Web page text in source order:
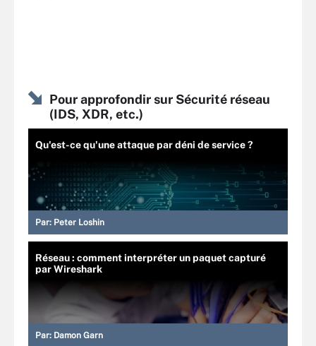
Pour approfondir sur Sécurité réseau
(IDS, XDR, etc.)
Qu'est-ce qu'une attaque par déni de service ?
Par: Peter Loshin
Réseau : comment interpréter un paquet capturé
par Wireshark
Par: Damon Garn